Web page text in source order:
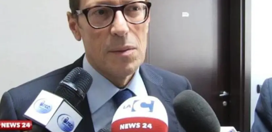
Economia e lavoro
Sanità
Sport